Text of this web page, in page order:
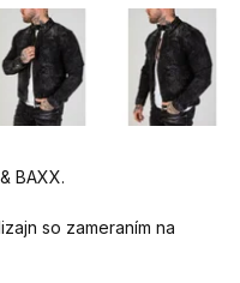
BAXX.
so zameraním na